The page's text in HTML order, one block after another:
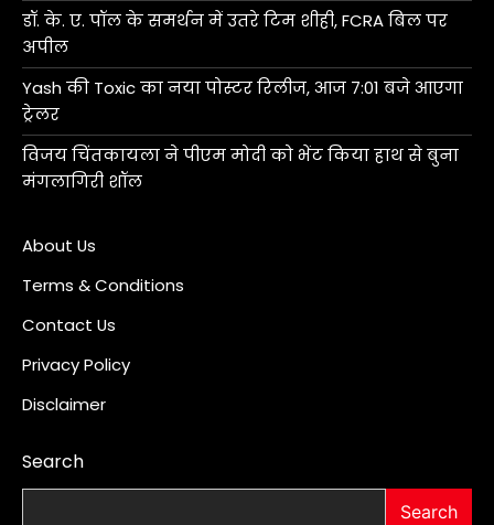
डॉ. के. ए. पॉल के समर्थन में उतरे टिम शीही, FCRA बिल पर
अपील
Yash की Toxic का नया पोस्टर रिलीज, आज 7:01 बजे आएगा
ट्रेलर
विजय चिंतकायला ने पीएम मोदी को भेंट किया हाथ से बुना
मंगलागिरी शॉल
About Us
Terms & Conditions
Contact Us
Privacy Policy
Disclaimer
Search
Search